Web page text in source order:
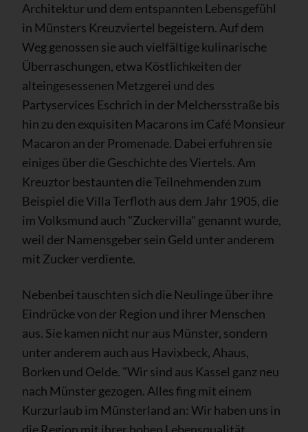
Architektur und dem entspannten Lebensgefühl
in Münsters Kreuzviertel begeistern. Auf dem
Weg genossen sie auch vielfältige kulinarische
Überraschungen, etwa Köstlichkeiten der
alteingesessenen Metzgerei und des
Partyservices Eschrich in der Melchersstraße bis
hin zu den exquisiten Macarons im Café Monsieur
Macaron an der Promenade. Dabei erfuhren sie
einiges über die Geschichte des Viertels. Am
Kreuztor bestaunten die Teilnehmenden zum
Beispiel die Villa Terfloth aus dem Jahr 1905, die
im Volksmund auch "Zuckervilla" genannt wurde,
weil der Namensgeber sein Geld unter anderem
mit Zucker verdiente.
Nebenbei tauschten sich die Neulinge über ihre
Eindrücke von der Region und ihrer Menschen
aus. Sie kamen nicht nur aus Münster, sondern
unter anderem auch aus Havixbeck, Ahaus,
Borken und Oelde. "Wir sind aus Kassel ganz neu
nach Münster gezogen. Alles fing mit einem
Kurzurlaub im Münsterland an: Wir haben uns in